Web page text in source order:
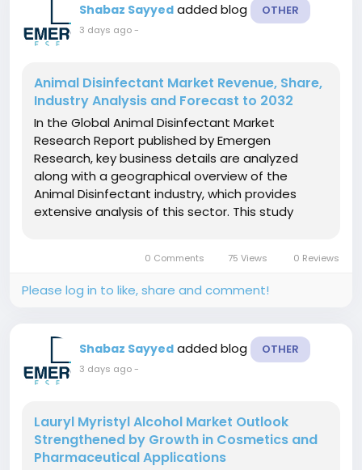
Shabaz Sayyed added blog OTHER
3 days ago-
Animal Disinfectant Market Revenue, Share,
Industry Analysis and Forecast to 2032
In the Global Animal Disinfectant Market
Research Report published by Emergen
Research, key business details are analyzed
along with a geographical overview of the
Animal Disinfectant industry, which provides
extensive analysis of this sector. This study
quantitative perspective as well as crucial...
0 Comments 75 Views 0 Reviews
Please log in to like, share and comment!
Shabaz Sayyed added blog OTHER
3 days ago-
Lauryl Myristyl Alcohol Market Outlook
Strengthened by Growth in Cosmetics and
Pharmaceutical Applications